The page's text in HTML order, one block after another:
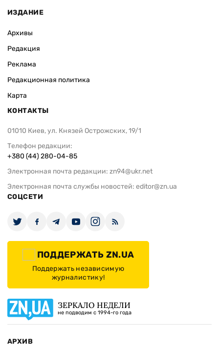
ИЗДАНИЕ
Архивы
Редакция
Реклама
Редакционная политика
Карта
КОНТАКТЫ
01010 Киев, ул. Князей Острожских, 19/1
Телефон редакции:
+380 (44) 280-04-85
Электронная почта редакции: zn94@ukr.net
Электронная почта службы новостей: editor@zn.ua
СОЦСЕТИ
ПОДДЕРЖАТЬ ZN.UA
Поддержать независимую
журналистику!
ЗЕРКАЛО НЕДЕЛИ
не подводим с 1994-го года
АРХИВ